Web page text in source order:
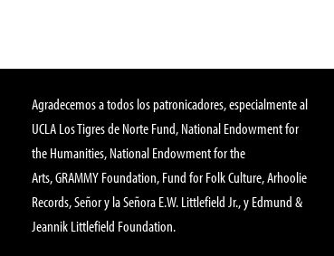
Agradecemos a todos los patronicadores, especialmente al
UCLA Los Tigres de Norte Fund, National Endowment for
the Humanities, National Endowment for the
Arts, GRAMMY Foundation, Fund for Folk Culture, Arhoolie
Records, Señor y la Señora E.W. Littlefield Jr., y Edmund &
Jeannik Littlefield Foundation.